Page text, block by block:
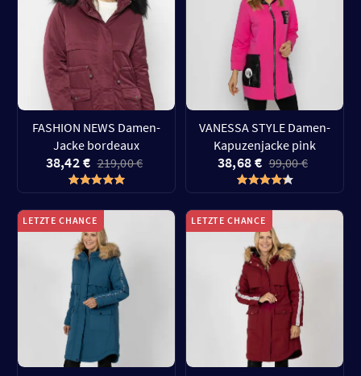
FASHION NEWS Damen-
Jacke bordeaux
38,42 € 219,00 €
VANESSA STYLE Damen-
Kapuzenjacke pink
38,68 € 99,00 €
LETZTE CHANCE LETZTE CHANCE